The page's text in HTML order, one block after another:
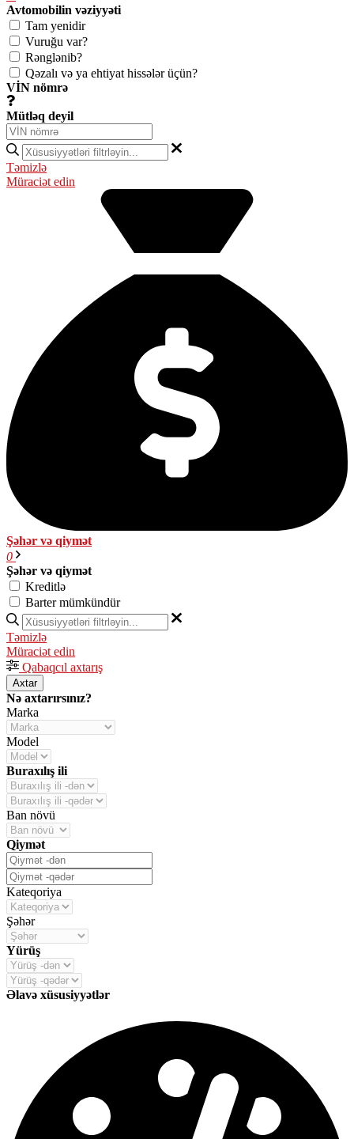
Avtomobilin vəziyyəti
Tam yenidir
Vuruğu var?
Rənglənib?
Qəzalı və ya ehtiyat hissələr üçün?
VİN nömrə
Mütləq deyil
Təmizlə
Müraciət edin
Şəhər və qiymət
0
Şəhər və qiymət
Kreditlə
Barter mümkündür
Təmizlə
Müraciət edin
Qabaqcıl axtarış
Axtar
Nə axtarırsınız?
Marka
Model
Buraxılış ili
Ban növü
Qiymət
Kateqoriya
Şəhər
Yürüş
Əlavə xüsusiyyətlər